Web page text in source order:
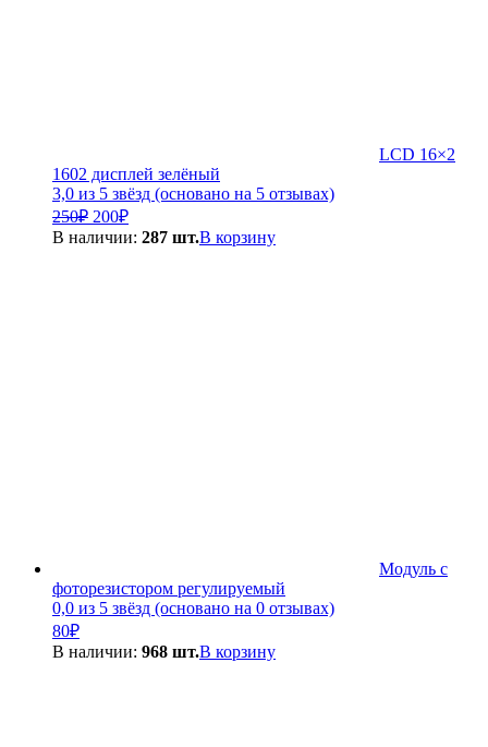
LCD 16×2
1602 дисплей зелёный
3,0 из 5 звёзд (основано на 5 отзывах)
250₽ Первоначальная
цена
200₽Текущая
цена:
В наличии: 287 шт.В корзину
Модуль с
фоторезистором регулируемый
0,0 из 5 звёзд (основано на 0 отзывах)
80₽
В наличии: 968 шт.В корзину